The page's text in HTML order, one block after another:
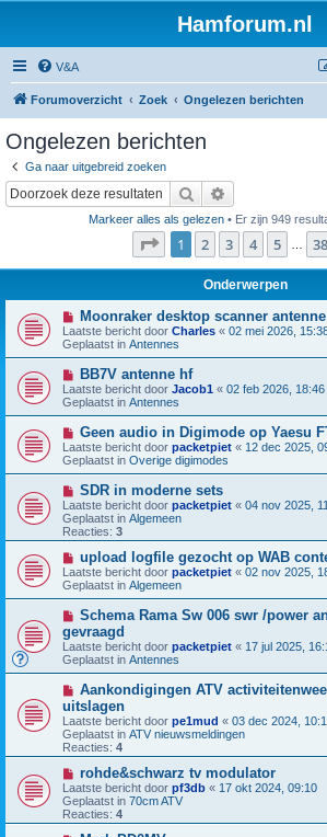
Hamforum.nl
V&A
Forumoverzicht Zoek Ongelezen berichten
Ongelezen berichten
Ga naar uitgebreid zoeken
Zoek
Markeer alles als gelezen• Er zijn 949
Pagina van 38
1 2 3 4 5 38
Onderwerpen
N
i
e
u
w
b
e
r
i
c
h
t
Moonraker desktop scanner antenne
Laatste bericht door Charles « 02 mei 2026,
Geplaatst in Antennes
N
i
e
u
w
b
e
r
i
c
h
t
BB7V antenne hf
Laatste bericht door Jacob1 « 02 feb 2026, 18:46
Geplaatst in Antennes
N
i
e
u
w
b
e
r
i
h
t
Geen audio in Digimode op Yaesu
Laatste bericht door packetpiet « 12 dec 2025,
Geplaatst in Overige digimodes
N
i
e
u
w
b
e
r
i
h
t
SDR in moderne sets
Laatste bericht door packetpiet « 04 nov 2025,
Geplaatst in Algemeen
Reacties: 3
N
i
e
u
w
b
e
r
i
c
t
upload logfile gezocht op WAB
Laatste bericht door packetpiet « 02 nov 2025,
Geplaatst in Algemeen
N
e
u
w
b
e
r
i
c
h
t
Schema Rama Sw 006 swr /power
gevraagd
Laatste bericht door packetpiet « 17 jul 2025,
Geplaatst in Antennes
N
i
e
u
w
b
i
c
h
Aankondigingen ATV
uitslagen
Laatste bericht door pe1mud « 03 dec 2024,
Geplaatst in ATV nieuwsmeldingen
Reacties: 4
N
i
e
u
w
rohde&schwarz tv modulator
Laatste bericht door pf3db « 17 okt 2024, 09:10
Geplaatst in 70cm ATV
Reacties: 4